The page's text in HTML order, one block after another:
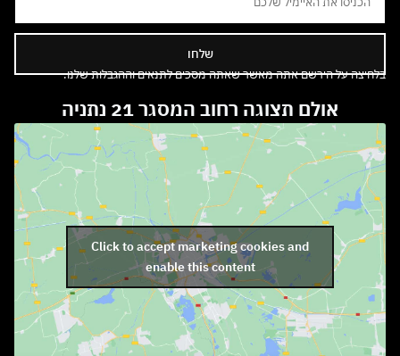
שלחו
בלחיצה על הירשם אתה מאשר שאתה מסכים לתנאים וההגבלות שלנו.
אולם תצוגה רחוב המסגר 21 נתניה
Click to accept marketing cookies and
enable this content